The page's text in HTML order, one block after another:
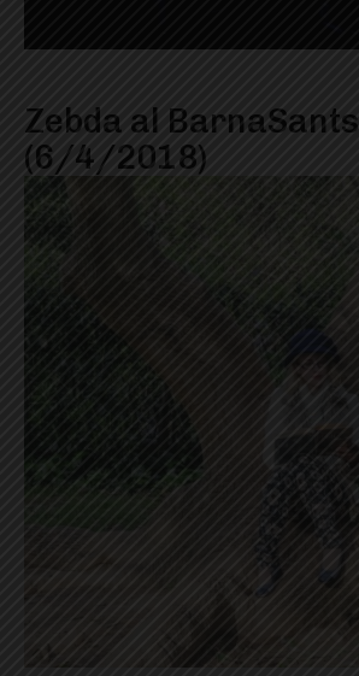
Zebda al BarnaSants
(6/4/2018)